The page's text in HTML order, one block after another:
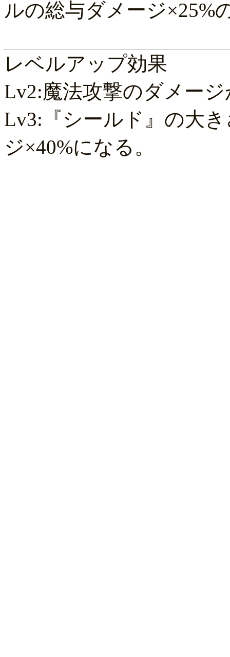
ルの総与ダメージ×25%
レベルアップ効果
Lv2:魔法攻撃のダメー
Lv3:『シールド』の大
ジ×40%になる。